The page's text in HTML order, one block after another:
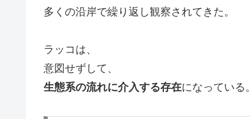
多くの沿岸で繰り返し観察されてきた。
ラッコは、
意図せずして、
生態系の流れに介入する存在になっている。